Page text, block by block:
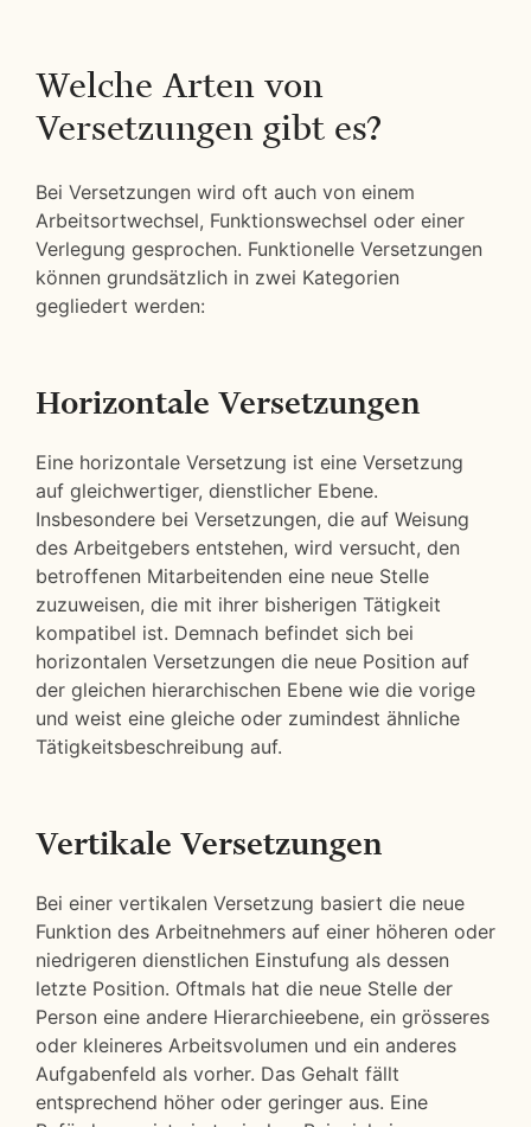
Welche Arten von
Versetzungen gibt es?
Bei Versetzungen wird oft auch von einem
Arbeitsortwechsel, Funktionswechsel oder einer
Verlegung gesprochen. Funktionelle Versetzungen
können grundsätzlich in zwei Kategorien
gegliedert werden:
Horizontale Versetzungen
Eine horizontale Versetzung ist eine Versetzung
auf gleichwertiger, dienstlicher Ebene.
Insbesondere bei Versetzungen, die auf Weisung
des Arbeitgebers entstehen, wird versucht, den
betroffenen Mitarbeitenden eine neue Stelle
zuzuweisen, die mit ihrer bisherigen Tätigkeit
kompatibel ist. Demnach befindet sich bei
horizontalen Versetzungen die neue Position auf
der gleichen hierarchischen Ebene wie die vorige
und weist eine gleiche oder zumindest ähnliche
Tätigkeitsbeschreibung auf.
Vertikale Versetzungen
Bei einer vertikalen Versetzung basiert die neue
Funktion des Arbeitnehmers auf einer höheren oder
niedrigeren dienstlichen Einstufung als dessen
letzte Position. Oftmals hat die neue Stelle der
Person eine andere Hierarchieebene, ein grösseres
oder kleineres Arbeitsvolumen und ein anderes
Aufgabenfeld als vorher. Das Gehalt fällt
entsprechend höher oder geringer aus. Eine